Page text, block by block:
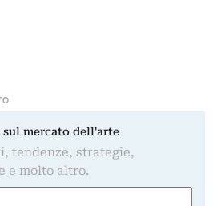
mercato dell'arte
tendenze, strategie,
e molto altro.